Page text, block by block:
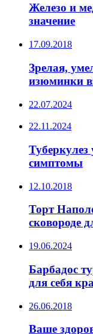
Железо и
значение
17.09.2018
Зрелая,
изюминки
22.07.2024
22.11.2024
Туберкулез
симптомы
12.10.2018
Торт
сковороде
19.06.2024
Барбадос
для себя
26.06.2018
Ваше